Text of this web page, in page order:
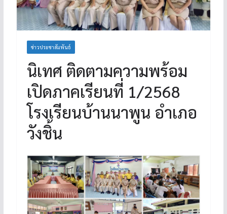
ข่าวประชาสัมพันธ์
นิเทศ ติดตามความพร้อม
เปิดภาคเรียนที่ 1/2568
โรงเรียนบ้านนาพูน อำเภอ
วังชิ้น